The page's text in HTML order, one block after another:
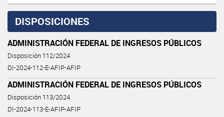
DISPOSICIONES
ADMINISTRACIÓN FEDERAL DE INGRESOS PÚBLICOS
Disposición 112/2024
DI-2024-112-E-AFIP-AFIP
ADMINISTRACIÓN FEDERAL DE INGRESOS PÚBLICOS
Disposición 113/2024
DI-2024-113-E-AFIP-AFIP